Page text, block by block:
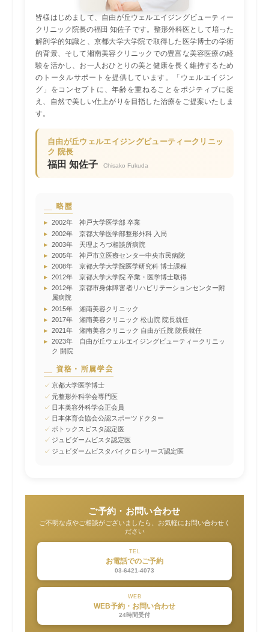
皆様はじめまして、自由が丘ウェルエイジングビューティー
クリニック院長の福田 知佐子です。整形外科医として培った
解剖学的知識と、京都大学大学院で取得した医学博士の学術
的背景、そして湘南美容クリニックでの豊富な美容医療の経
験を活かし、お一人おひとりの美と健康を長く維持するため
のトータルサポートを提供しています。「ウェルエイジン
グ」をコンセプトに、年齢を重ねることをポジティブに捉
え、自然で美しい仕上がりを目指した治療をご提案いたしま
す。
自由が丘ウェルエイジングビューティークリニッ
ク 院長
福田 知佐子 Chisako Fukuda
略歴
▸
2002年 神戸大学医学部 卒業
▸
2002年 京都大学医学部整形外科 入局
▸
2003年 天理よろづ相談所病院
▸
2005年 神戸市立医療センター中央市民病院
▸
2008年 京都大学大学院医学研究科 博士課程
▸
2012年 京都大学大学院 卒業・医学博士取得
▸
2012年 京都市身体障害者リハビリテーションセンター附
属病院
▸
2015年 湘南美容クリニック
▸
2017年 湘南美容クリニック 松山院 院長就任
▸
2021年 湘南美容クリニック 自由が丘院 院長就任
▸
2023年 自由が丘ウェルエイジングビューティークリニッ
ク 開院
資格・所属学会
✓ 京都大学医学博士
✓ 元整形外科学会専門医
✓ 日本美容外科学会正会員
✓ 日本体育会協会公認スポーツドクター
✓ ボトックスビスタ認定医
✓ ジュビダームビスタ認定医
✓ ジュビダームビスタバイクロシリーズ認定医
ご予約・お問い合わせ
ご不明な点やご相談がございましたら、お気軽にお問い合わせく
ださい
TEL
お電話でのご予約
03-6421-4073
WEB
WEB予約・お問い合わせ
24時間受付